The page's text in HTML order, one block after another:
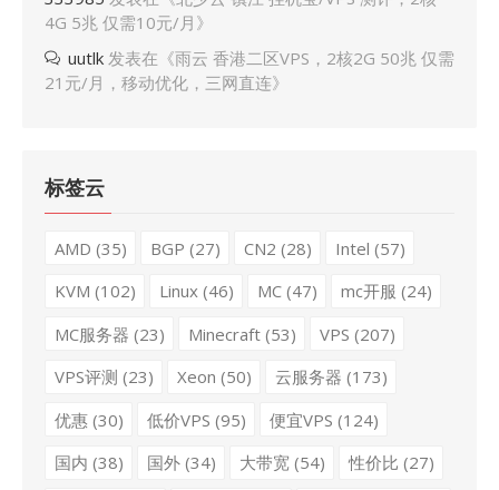
4G 5兆 仅需10元/月 》
uutlk 发表在《雨云 香港二区VPS，2核2G 50兆 仅需
21元/月，移动优化，三网直连》
标签云
AMD (35) BGP (27) CN2 (28) Intel (57)
KVM (102) Linux(46) MC(47) mc开服 (24)
MC服务器 (23) Minecraft(53) VPS (207)
VPS评测 (23) Xeon (50) 云服务器 (173)
优惠(30) 低价VPS (95) 便宜VPS (124)
国内 (38) 国外(34) 大带宽(54) 性价比 (27)